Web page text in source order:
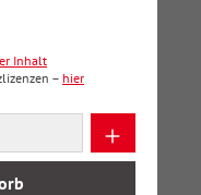
Inhalt
– hier
gewünschten